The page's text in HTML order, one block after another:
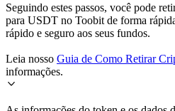
Seguindo estes passos, você pode
para USDT no Toobit de forma
rápido e seguro aos seus fundos.
Leia nosso Guia de Como Retirar
informações.